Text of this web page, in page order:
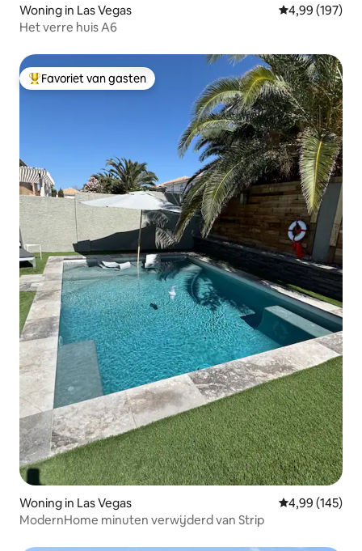
Woning in Las Vegas Gemiddelde
4,99 (197)
Het verre huis A6
Topfavoriet van gasten
Favoriet van gasten
Woning in Las Vegas Gemiddelde
4,99 (145)
ModernHome minuten verwijderd van Strip